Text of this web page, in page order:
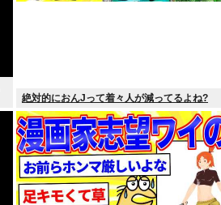
絶対的におんJって着々人が減ってるよね?